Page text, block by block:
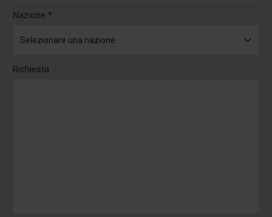
Nazione *
Richiesta